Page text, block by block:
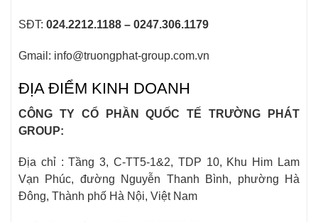
SĐT: 024.2212.1188 – 0247.306.1179
Gmail: info@truongphat-group.com.vn
ĐỊA ĐIỂM KINH DOANH
CÔNG TY CỔ PHẦN QUỐC TẾ TRƯỜNG PHÁT
GROUP:
Địa chỉ : Tầng 3, C-TT5-1&2, TDP 10, Khu Him Lam
Vạn Phúc, đường Nguyễn Thanh Bình, phường Hà
Đông, Thành phố Hà Nội, Việt Nam